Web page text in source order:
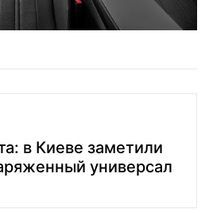
в Киеве заметили
универсал